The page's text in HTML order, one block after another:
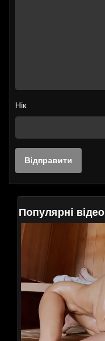
Нік
Популярні відео